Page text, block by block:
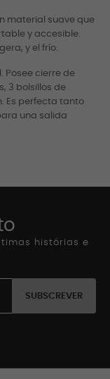
material suave que
y accesible.
y el frío.
Posee cierre de
3 bolsillos de
Es perfecta tanto
una salida
histórias e
SUBSCREVER